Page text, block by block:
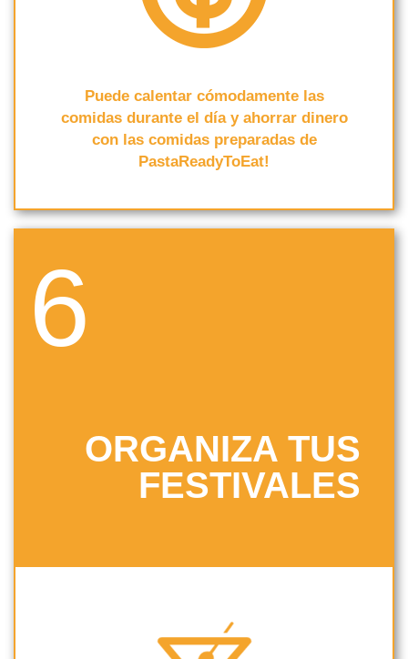
Puede calentar cómodamente las
comidas durante el día y ahorrar dinero
con las comidas preparadas de
PastaReadyToEat!
6
ORGANIZA TUS
FESTIVALES